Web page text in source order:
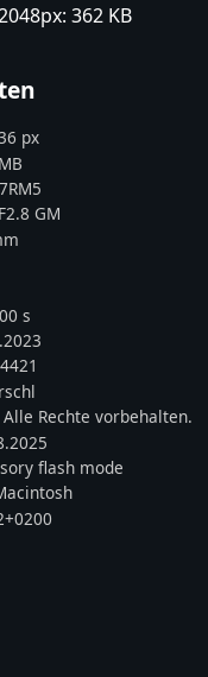
362 KB
px
GM
s
Rechte vorbehalten.
flash mode